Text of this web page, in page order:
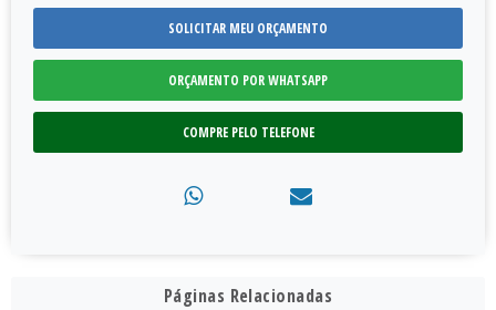
SOLICITAR MEU ORÇAMENTO
ORÇAMENTO POR WHATSAPP
COMPRE PELO TELEFONE
Páginas Relacionadas